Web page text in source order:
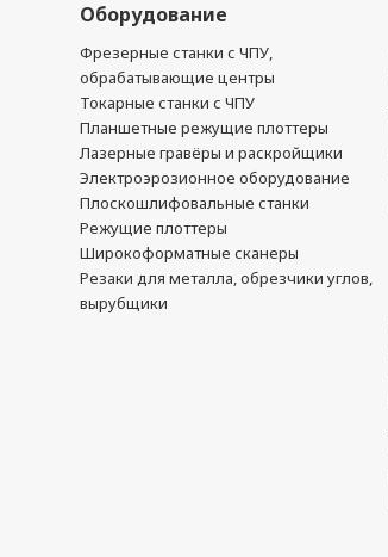
Оборудование
Фрезерные станки с ЧПУ,
обрабатывающие центры
Токарные станки с ЧПУ
Планшетные режущие плоттеры
Лазерные гравёры и раскройщики
Электроэрозионное оборудование
Плоскошлифовальные станки
Режущие плоттеры
Широкоформатные сканеры
Резаки для металла, обрезчики углов,
вырубщики